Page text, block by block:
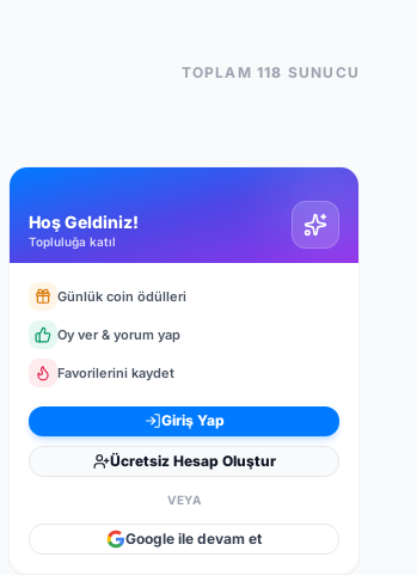
TOPLAM 118 SUNUCU
Hoş Geldiniz!
Topluluğa katıl
Günlük coin ödülleri
Oy ver & yorum yap
Favorilerini kaydet
Giriş Yap
Ücretsiz Hesap Oluştur
VEYA
Google ile devam et